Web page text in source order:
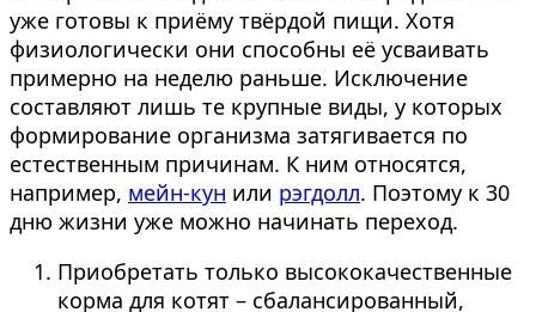
уже готовы к приёму твёрдой пищи. Хотя
физиологически они способны её усваивать
примерно на неделю раньше. Исключение
составляют лишь те крупные виды, у которых
формирование организма затягивается по
естественным причинам. К ним относятся,
например, мейн-кун или рэгдолл. Поэтому к 30
дню жизни уже можно начинать переход.
Приобретать только высококачественные
корма для котят – сбалансированный,